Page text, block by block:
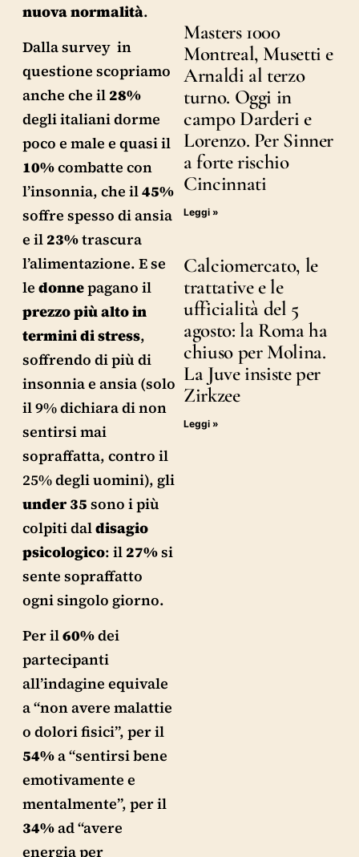
nuova normalità.
Dalla survey in
questione scopriamo
anche che il 28%
degli italiani dorme
poco e male e quasi il
10%combatte con
l’insonnia, che il45%
soffre spesso di ansia
e il 23%trascura
l’alimentazione. E se
le donnepagano il
prezzo più alto in
termini di stress,
soffrendo di più di
insonnia e ansia (solo
il 9% dichiara di non
sentirsi mai
sopraffatta, contro il
25% degli uomini), gli
under 35 sono i più
colpiti daldisagio
psicologico: il 27%si
sente sopraffatto
ogni singolo giorno.
Per il60%dei
partecipanti
all’indagine equivale
a “non avere malattie
o dolori fisici”, per il
54%a “sentirsi bene
emotivamente e
mentalmente”, per il
34%ad “avere
energia per
Masters 1000
Montreal, Musetti e
Arnaldi al terzo
turno. Oggi in
campo Darderi e
Lorenzo. Per Sinner
a forte rischio
Cincinnati
Leggi »
Calciomercato, le
trattative e le
ufficialità del 5
agosto: la Roma ha
chiuso per Molina.
La Juve insiste per
Zirkzee
Leggi »